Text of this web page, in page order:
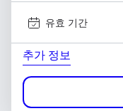
유효 기간
추가 정보